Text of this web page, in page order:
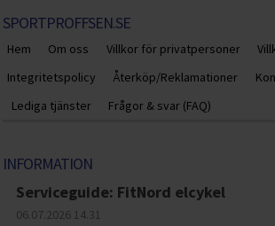
SPORTPROFFSEN.SE
Hem Om oss Villkor för privatpersoner
Integritetspolicy
Återköp/Reklamationer
Lediga tjänster
Frågor & svar (FAQ)
INFORMATION
Serviceguide: FitNord elcykel
06.07.2026 14.31